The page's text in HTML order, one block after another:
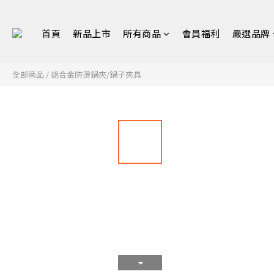
首頁 新品上市 所有商品 會員福利 嚴選品牌
全部商品 / 鋁合金防燙鍋夾/鍋子夾具